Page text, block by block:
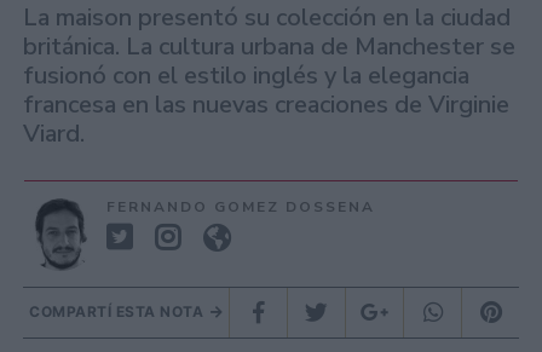
La maison presentó su colección en la ciudad
británica. La cultura urbana de Manchester se
fusionó con el estilo inglés y la elegancia
francesa en las nuevas creaciones de Virginie
Viard.
FERNANDO GOMEZ DOSSENA
COMPARTÍ ESTA NOTA